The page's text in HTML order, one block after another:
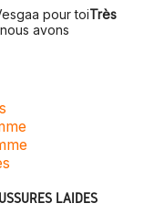
a pour toiTrès
avons
LAIDES